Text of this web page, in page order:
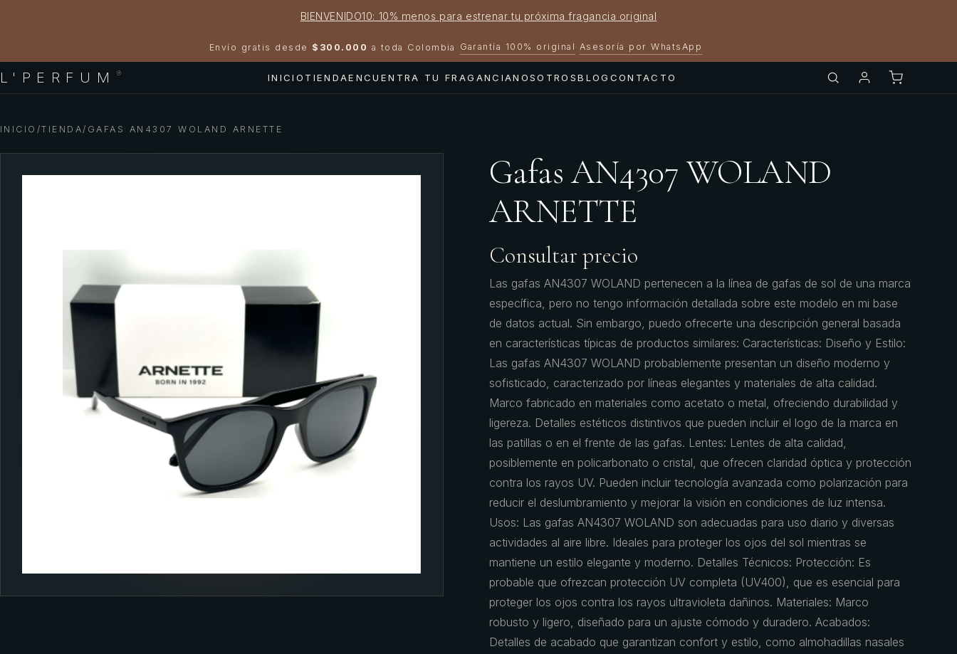
BIENVENIDO10: 10% menos para estrenar tu próxima fragancia original
Envío gratis desde $300.000 a toda Colombia · Garantía 100% original · Asesoría por WhatsApp
L'PERFUM ® INICIO TIENDAENCUENTRA TU FRAGANCIANOSOTROSBLOG CONTACTO
INICIO /TIENDA/ GAFAS AN4307 WOLAND ARNETTE
Gafas AN4307 WOLAND
ARNETTE
Consultar precio
Las gafas AN4307 WOLAND pertenecen a la línea de gafas de sol de una marca
específica, pero no tengo información detallada sobre este modelo en mi base
de datos actual. Sin embargo, puedo ofrecerte una descripción general basada
en características típicas de productos similares: Características: Diseño y Estilo:
Las gafas AN4307 WOLAND probablemente presentan un diseño moderno y
sofisticado, caracterizado por líneas elegantes y materiales de alta calidad.
Marco fabricado en materiales como acetato o metal, ofreciendo durabilidad y
ligereza. Detalles estéticos distintivos que pueden incluir el logo de la marca en
las patillas o en el frente de las gafas. Lentes: Lentes de alta calidad,
posiblemente en policarbonato o cristal, que ofrecen claridad óptica y protección
contra los rayos UV. Pueden incluir tecnología avanzada como polarización para
reducir el deslumbramiento y mejorar la visión en condiciones de luz intensa.
Usos: Las gafas AN4307 WOLAND son adecuadas para uso diario y diversas
actividades al aire libre. Ideales para proteger los ojos del sol mientras se
mantiene un estilo elegante y moderno. Detalles Técnicos: Protección: Es
probable que ofrezcan protección UV completa (UV400), que es esencial para
proteger los ojos contra los rayos ultravioleta dañinos. Materiales: Marco
robusto y ligero, diseñado para un ajuste cómodo y duradero. Acabados:
Detalles de acabado que garantizan confort y estilo, como almohadillas nasales